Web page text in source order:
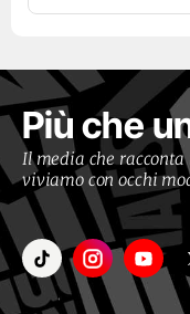
Più che
Il media che
viviamo con occhi